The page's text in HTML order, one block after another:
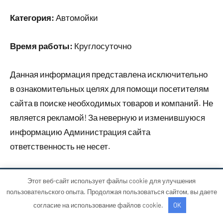
Категория: Автомойки
Время работы: Круглосуточно
Данная информация представлена исключительно
в ознакомительных целях для помощи посетителям
сайта в поиске необходимых товаров и компаний. Не
является рекламой! За неверную и изменившуюся
информацию Администрация сайта
ответственность не несет.
Тема WordPress: Occasio от ThemeZee.
Этот веб-сайт использует файлы cookie для улучшения
пользовательского опыта. Продолжая пользоваться сайтом, вы даете
согласие на использование файлов cookie.
OK